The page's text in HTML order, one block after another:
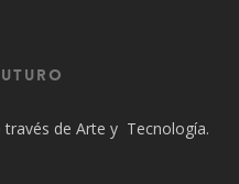
de Arte y Tecnología.